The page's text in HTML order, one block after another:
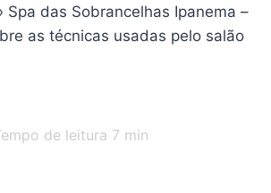
Spa das Sobrancelhas Ipanema –
as técnicas usadas pelo salão
de leitura 7 min